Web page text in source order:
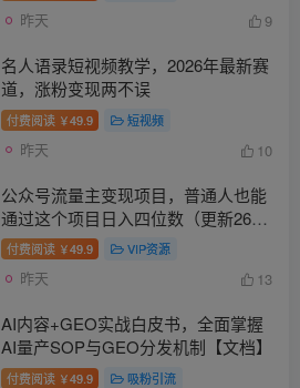
昨天 9
名人语录短视频教学，2026年最新赛
道，涨粉变现两不误
付费阅读 ￥49.9 短视频
昨天 10
公众号流量主变现项目，普通人也能
通过这个项目日入四位数（更新26年
8月）
付费阅读 ￥49.9 VIP资源
昨天 13
AI内容+GEO实战白皮书，全面掌握
AI量产SOP与GEO分发机制【文档】
付费阅读 ￥49.9 吸粉引流